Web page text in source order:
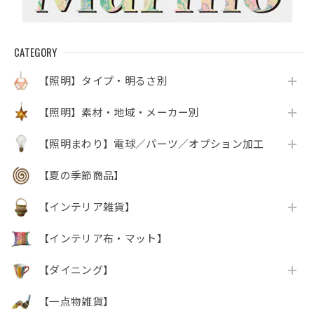
CATEGORY
【照明】タイプ・明るさ別
【照明】素材・地域・メーカー別
【照明まわり】電球／パーツ／オプション加工
【夏の季節商品】
【インテリア雑貨】
【インテリア布・マット】
【ダイニング】
【一点物雑貨】